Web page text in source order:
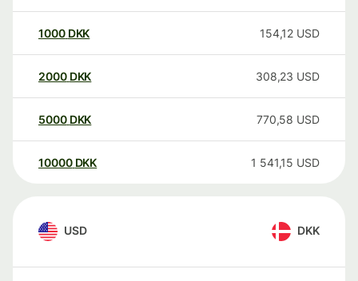
1000 DKK 154,12 USD
2000 DKK 308,23 USD
5000 DKK 770,58 USD
10000 DKK 1 541,15 USD
USD DKK